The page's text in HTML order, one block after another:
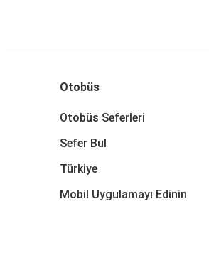
Otobüs
Otobüs Seferleri
Sefer Bul
Türkiye
Mobil Uygulamayı Edinin